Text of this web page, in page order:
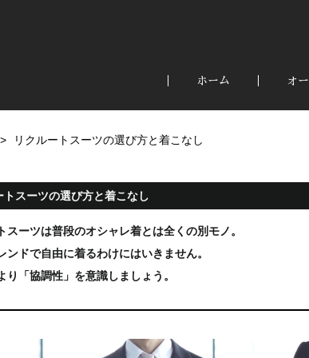
ホーム オ
リクルートスーツの選び方と着こなし
トスーツの選び方と着こなし
スーツは普段のオシャレ着とは全くの別モノ。
ンドで自由に着るわけにはいきません。
り「協調性」を意識しましょう。